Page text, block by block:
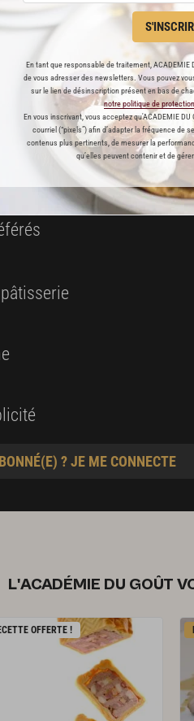
En tant que responsable de traitement, ACADEMIE
de vous adresser des newsletters. Vous pouvez
sur le lien de désinscription présent en bas de
notre politique de
En vous inscrivant, vous acceptez qu'ACADEMIE DU
courriel (“pixels”) afin d’adapter la fréquence de
contenus plus pertinents, de mesurer la
qu’elles peuvent contenir et de
Cette recette est réservée
ACCESSIBLE !
? JE ME CONNECTE
L'ACADÉMIE DU GOÛT
OFFERTE !